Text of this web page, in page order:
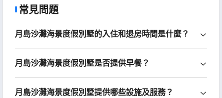
常見問題
月島沙灘海景度假別墅的入住和退房時間是什麼？
月島沙灘海景度假別墅是否提供早餐？
月島沙灘海景度假別墅提供哪些設施及服務？